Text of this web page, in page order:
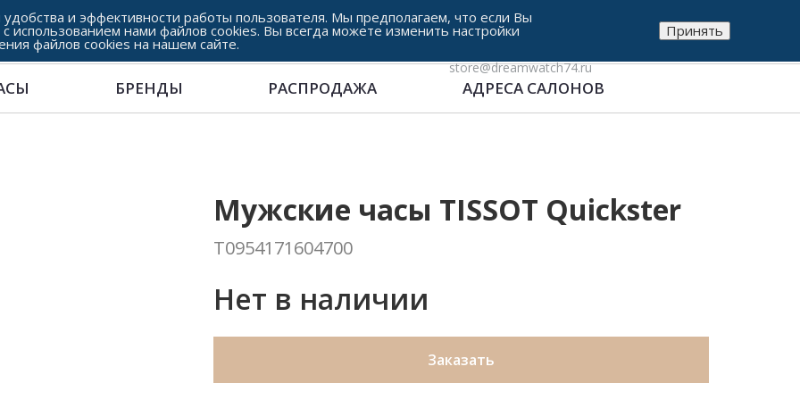
8-912-771-38-05
store@dreamwatch74.ru
БРЕНДЫ РАСПРОДАЖА АДРЕСА САЛОНОВ
Мужские часы TISSOT Quickster
T0954171604700
Нет в наличии
Заказать
и эффективности работы пользователя. Мы предполагаем, что если Вы
использованием нами файлов cookies. Вы всегда можете изменить настройки
файлов cookies на нашем сайте.
Принять